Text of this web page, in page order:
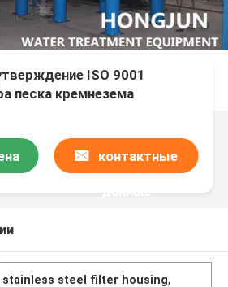
ISO 9001
песка кремнезема
контактные
данные
stainless steel filter housing,